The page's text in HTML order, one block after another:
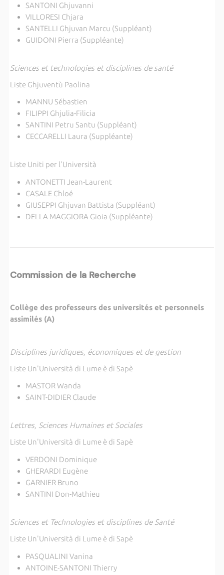
SANTONI Ghjuvanni
VILLORESI Chjara
SANTELLI Ghjuvan Marcu (Suppléant)
GUIDONI Pierra (Suppléante)
Sciences et technologies et disciplines de santé
Liste Ghjuventù Paolina
MANNU Sébastien
FILIPPI Ghjulia-Filicia
SANTINI Petru Santu (Suppléant)
CECCARELLI Laura (Suppléante)
Liste Uniti per l'Università
ANTONETTI Jean-Laurent
CASALE Chloé
GIUSEPPI Ghjuvan Battista (Suppléant)
DELLA MAGGIORA Gioia (Suppléante)
Commission de la Recherche
Collège des professeurs des universités et personnels
assimilés (A)
Disciplines juridiques, économiques et de gestion
Liste Un'Università di Lume è di Sapè
MASTOR Wanda
SAINT-DIDIER Claude
Lettres, Sciences Humaines et Sociales
Liste Un'Università di Lume è di Sapè
VERDONI Dominique
GHERARDI Eugène
GARNIER Bruno
SANTINI Don-Mathieu
Sciences et Technologies et disciplines de Santé
Liste Un'Università di Lume è di Sapè
PASQUALINI Vanina
ANTOINE-SANTONI Thierry